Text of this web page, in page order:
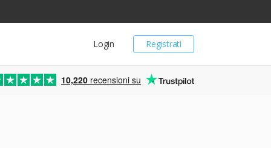
Registrati
Login
10,220 recensioni su